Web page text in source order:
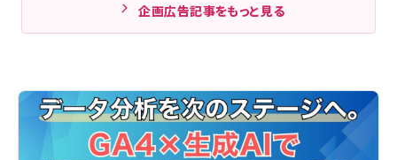
企画広告記事をもっと見る